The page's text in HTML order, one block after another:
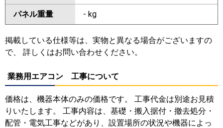
パネル重量 - kg
掲載している仕様等は、実物と異なる場合がございますの
で、 詳しくはお問い合わせください。
業務用エアコン 工事について
価格は、機器本体のみの価格です。 工事代金は別途お見積
りいたします。 工事内容は、基礎・搬入据付・撤去処分・
配管・電気工事などがあり、設置場所の状況や機器によっ